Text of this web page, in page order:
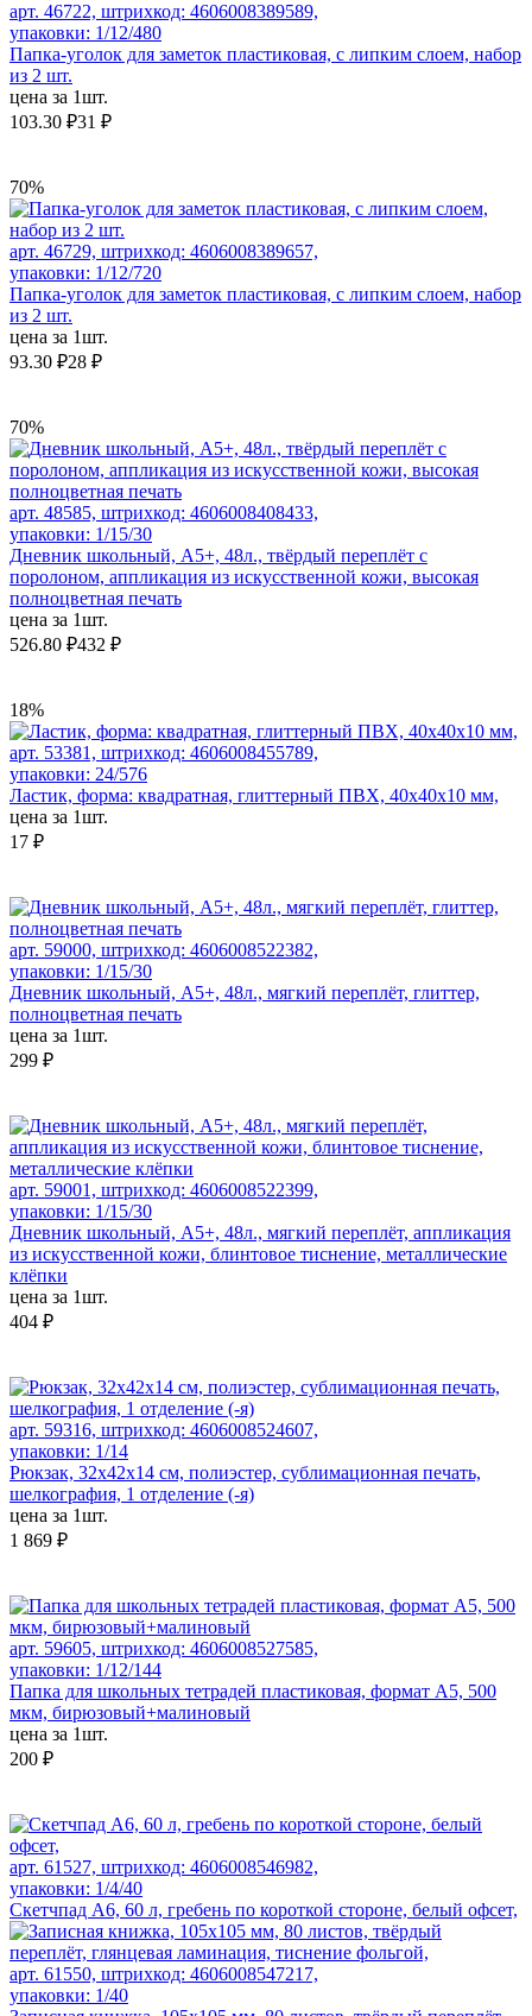
арт. 46722, штрихкод: 4606008389589,
упаковки: 1/12/480
Папка-уголок для заметок пластиковая, с липким слоем, набор
из 2 шт.
цена за 1шт.
103.30 ₽31 ₽
70%
арт. 46729, штрихкод: 4606008389657,
упаковки: 1/12/720
Папка-уголок для заметок пластиковая, с липким слоем, набор
из 2 шт.
цена за 1шт.
93.30 ₽28 ₽
70%
арт. 48585, штрихкод: 4606008408433,
упаковки: 1/15/30
Дневник школьный, А5+, 48л., твёрдый переплёт с
поролоном, аппликация из искусственной кожи, высокая
полноцветная печать
цена за 1шт.
526.80 ₽432 ₽
18%
арт. 53381, штрихкод: 4606008455789,
упаковки: 24/576
Ластик, форма: квадратная, глиттерный ПВХ, 40x40x10 мм,
цена за 1шт.
17 ₽
арт. 59000, штрихкод: 4606008522382,
упаковки: 1/15/30
Дневник школьный, А5+, 48л., мягкий переплёт, глиттер,
полноцветная печать
цена за 1шт.
299 ₽
арт. 59001, штрихкод: 4606008522399,
упаковки: 1/15/30
Дневник школьный, А5+, 48л., мягкий переплёт, аппликация
из искусственной кожи, блинтовое тиснение, металлические
клёпки
цена за 1шт.
404 ₽
арт. 59316, штрихкод: 4606008524607,
упаковки: 1/14
Рюкзак, 32x42x14 см, полиэстер, сублимационная печать,
шелкография, 1 отделение (-я)
цена за 1шт.
1 869 ₽
арт. 59605, штрихкод: 4606008527585,
упаковки: 1/12/144
Папка для школьных тетрадей пластиковая, формат А5, 500
мкм, бирюзовый+малиновый
цена за 1шт.
200 ₽
арт. 61527, штрихкод: 4606008546982,
упаковки: 1/4/40
Скетчпад А6, 60 л, гребень по короткой стороне, белый офсет,
арт. 61550, штрихкод: 4606008547217,
упаковки: 1/40